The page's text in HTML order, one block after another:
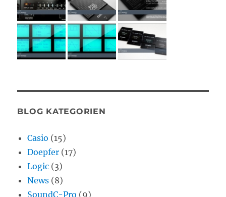
BLOG KATEGORIEN
Casio (15)
Doepfer (17)
Logic (3)
News (8)
SoundC-Pro (9)